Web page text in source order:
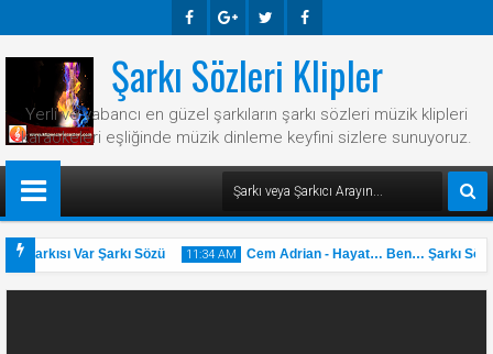
Ook E-
Plus
R Ook
Şarkı Sözleri Klipler
Yerli ve yabancı en güzel şarkıların şarkı sözleri müzik klipleri
karaokeleri eşliğinde müzik dinleme keyfini sizlere sunuyoruz.
Şarkısı Var Şarkı Sözü 11:34 AM Cem Adrian - Hayat… Ben… Şarkı Sözü